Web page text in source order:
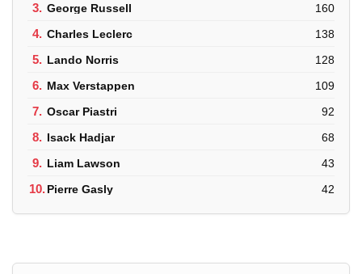
3. George Russell 160
4. Charles Leclerc 138
5. Lando Norris 128
6. Max Verstappen 109
7. Oscar Piastri 92
8. Isack Hadjar 68
9. Liam Lawson 43
10.Pierre Gasly 42